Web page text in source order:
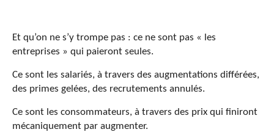
Et qu’on ne s’y trompe pas : ce ne sont pas « les
entreprises » qui paieront seules.
Ce sont les salariés, à travers des augmentations différées,
des primes gelées, des recrutements annulés.
Ce sont les consommateurs, à travers des prix qui finiront
mécaniquement par augmenter.